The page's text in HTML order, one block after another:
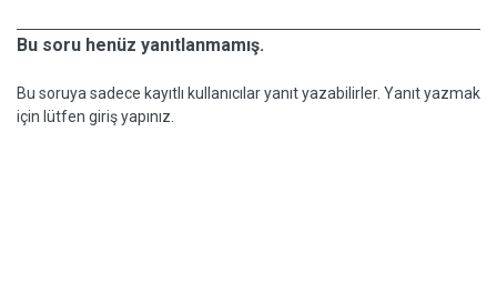
Bu soru henüz yanıtlanmamış.
Bu soruya sadece kayıtlı kullanıcılar yanıt yazabilirler. Yanıt yazmak
için lütfen giriş yapınız.